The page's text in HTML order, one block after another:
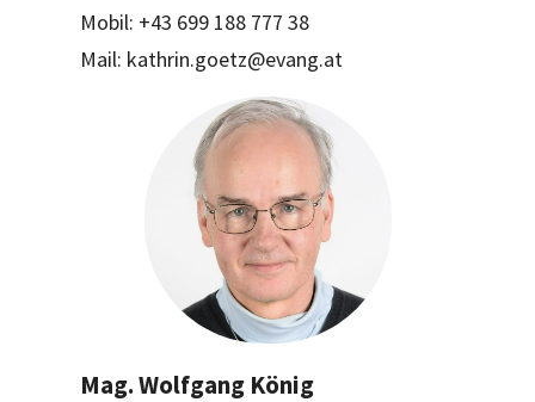
Mobil: +43 699 188 777 38
Mail: kathrin.goetz@evang.at
Mag. Wolfgang König